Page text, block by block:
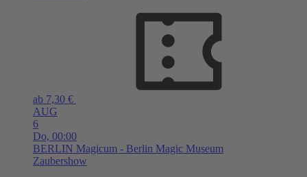
ab 7,30 €
AUG
6
Do, 00:00
BERLIN Magicum - Berlin Magic Museum
Zaubershow